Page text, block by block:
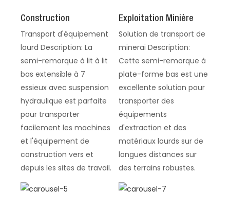
Construction
Transport d'équipement
lourd Description: La
semi-remorque à lit à lit
bas extensible à 7
essieux avec suspension
hydraulique est parfaite
pour transporter
facilement les machines
et l'équipement de
construction vers et
depuis les sites de travail.
Exploitation Minière
Solution de transport de
minerai Description:
Cette semi-remorque à
plate-forme bas est une
excellente solution pour
transporter des
équipements
d'extraction et des
matériaux lourds sur de
longues distances sur
des terrains robustes.